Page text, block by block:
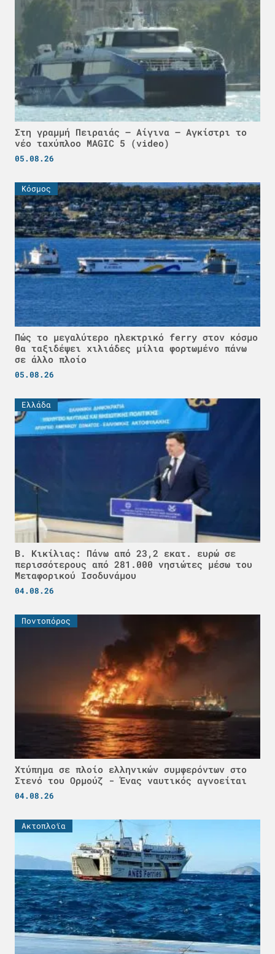
Στη γραμμή Πειραιάς – Αίγινα – Αγκίστρι το
νέο ταχύπλοο MAGIC 5 (video)
05.08.26
Κόσμος
Πώς το μεγαλύτερο ηλεκτρικό ferry στον κόσμο
θα ταξιδέψει χιλιάδες μίλια φορτωμένο πάνω
σε άλλο πλοίο
05.08.26
Ελλάδα
Β. Κικίλιας: Πάνω από 23,2 εκατ. ευρώ σε
περισσότερους από 281.000 νησιώτες μέσω του
Μεταφορικού Ισοδυνάμου
04.08.26
Ποντοπόρος
Χτύπημα σε πλοίο ελληνικών συμφερόντων στο
Στενό του Ορμούζ - Ένας ναυτικός αγνοείται
04.08.26
Ακτοπλοϊα